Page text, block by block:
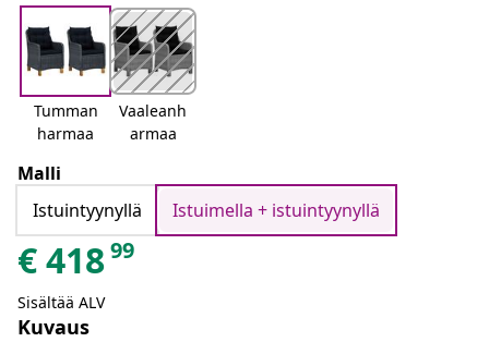
Tumman
harmaa
Vaaleanh
armaa
Malli
Istuintyynyllä
Istuimella + istuintyynyllä
€41899
Sisältää ALV
Kuvaus